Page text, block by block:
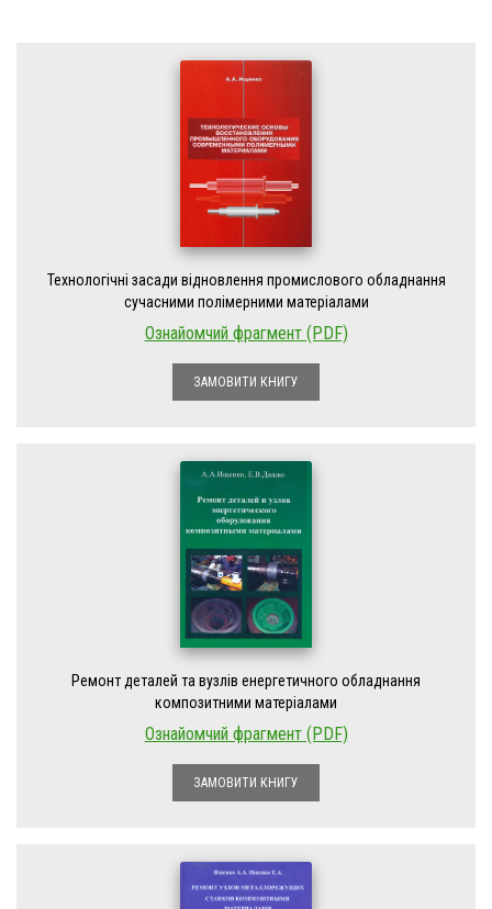
Технологічні засади відновлення промислового обладнання
сучасними полімерними матеріалами
Ознайомчий фрагмент (PDF)
ЗАМОВИТИ КНИГУ
Ремонт деталей та вузлів енергетичного обладнання
композитними матеріалами
Ознайомчий фрагмент (PDF)
ЗАМОВИТИ КНИГУ